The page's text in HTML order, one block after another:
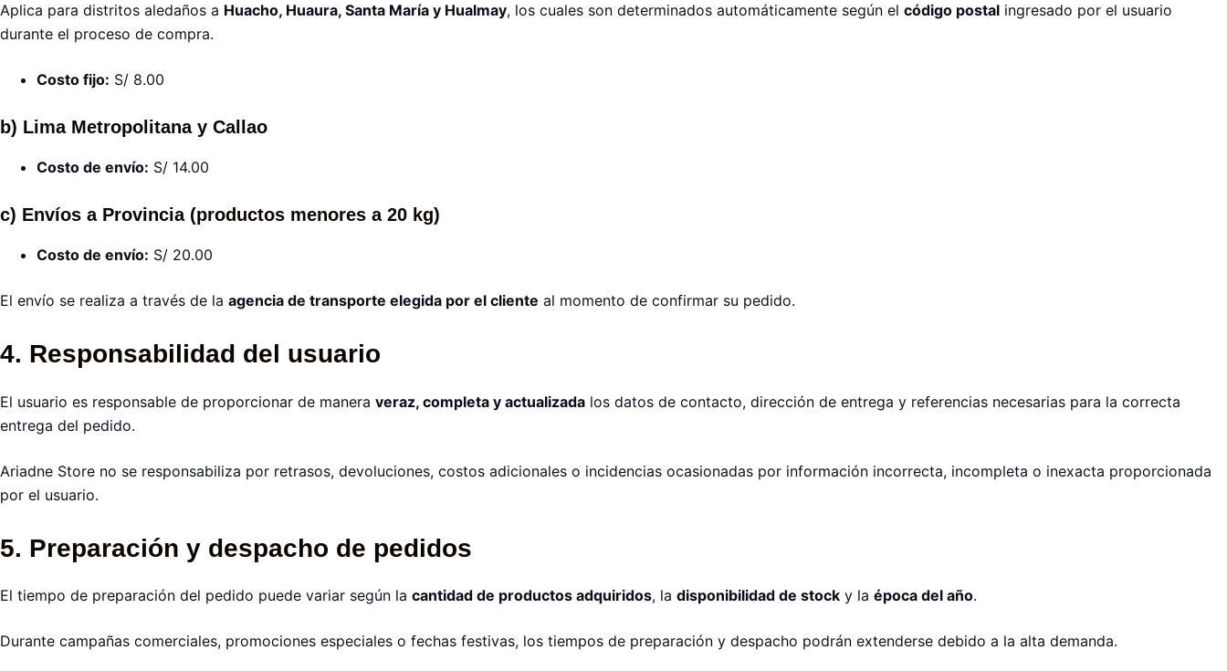
Aplica para distritos aledaños a Huacho, Huaura, Santa María y Hualmay, los cuales son determinados automáticamente según el código postal ingresado por el usuario
durante el proceso de compra.
Costo fijo: S/ 8.00
b) Lima Metropolitana y Callao
Costo de envío: S/ 14.00
c) Envíos a Provincia (productos menores a 20 kg)
Costo de envío: S/ 20.00
El envío se realiza a través de la agencia de transporte elegida por el cliente al momento de confirmar su pedido.
4. Responsabilidad del usuario
El usuario es responsable de proporcionar de manera veraz, completa y actualizada los datos de contacto, dirección de entrega y referencias necesarias para la correcta
entrega del pedido.
Ariadne Store no se responsabiliza por retrasos, devoluciones, costos adicionales o incidencias ocasionadas por información incorrecta, incompleta o inexacta proporcionada
por el usuario.
5. Preparación y despacho de pedidos
El tiempo de preparación del pedido puede variar según la cantidad de productos adquiridos, la disponibilidad de stock y la época del año.
Durante campañas comerciales, promociones especiales o fechas festivas, los tiempos de preparación y despacho podrán extenderse debido a la alta demanda.